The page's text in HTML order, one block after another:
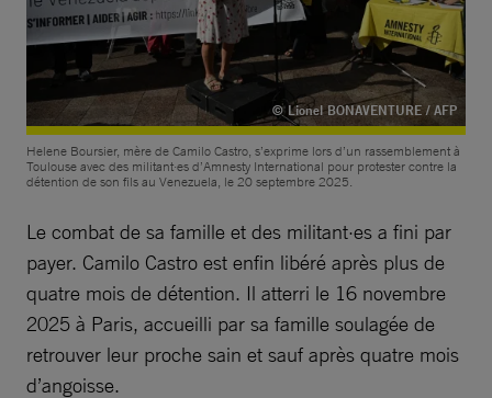
© Lionel BONAVENTURE / AFP
Helene Boursier, mère de Camilo Castro, s’exprime lors d’un rassemblement à
Toulouse avec des militant·es d’Amnesty International pour protester contre la
détention de son fils au Venezuela, le 20 septembre 2025.
Le combat de sa famille et des militant·es a fini par
payer. Camilo Castro est enfin libéré après plus de
quatre mois de détention. Il atterri le 16 novembre
2025 à Paris, accueilli par sa famille soulagée de
retrouver leur proche sain et sauf après quatre mois
d’angoisse.